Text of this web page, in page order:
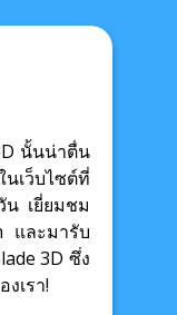
นั้นน่าตื่น
เว็บไซต์ที่
น เยี่ยมชม
และมารับ
3D ซึ่ง
เรา!